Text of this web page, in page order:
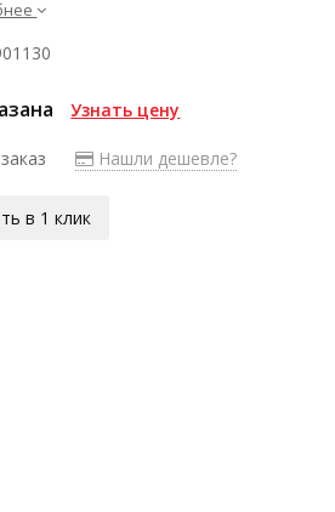
Узнать цену
Нашли дешевле?
в 1 клик